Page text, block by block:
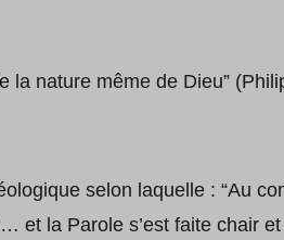
la nature même de Dieu”
selon laquelle : “Au
et la Parole s’est faite chair